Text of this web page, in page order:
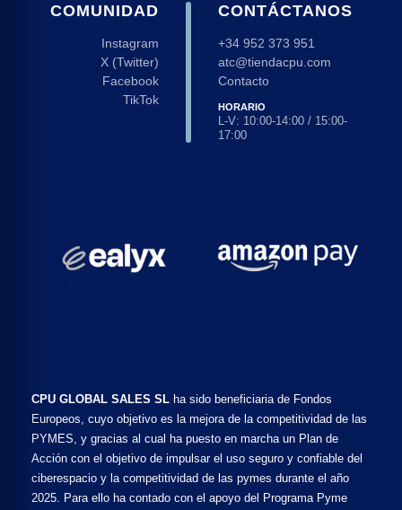
COMUNIDAD
Instagram
X (Twitter)
Facebook
TikTok
CONTÁCTANOS
+34 952 373 951
atc@tiendacpu.com
Contacto
HORARIO
L-V: 10:00-14:00 / 15:00-
17:00
CPU GLOBAL SALES SL ha sido beneficiaria de Fondos
Europeos, cuyo objetivo es la mejora de la competitividad de las
PYMES, y gracias al cual ha puesto en marcha un Plan de
Acción con el objetivo de impulsar el uso seguro y confiable del
ciberespacio y la competitividad de las pymes durante el año
2025. Para ello ha contado con el apoyo del Programa Pyme